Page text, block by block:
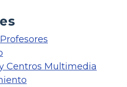
Centros Multimedia